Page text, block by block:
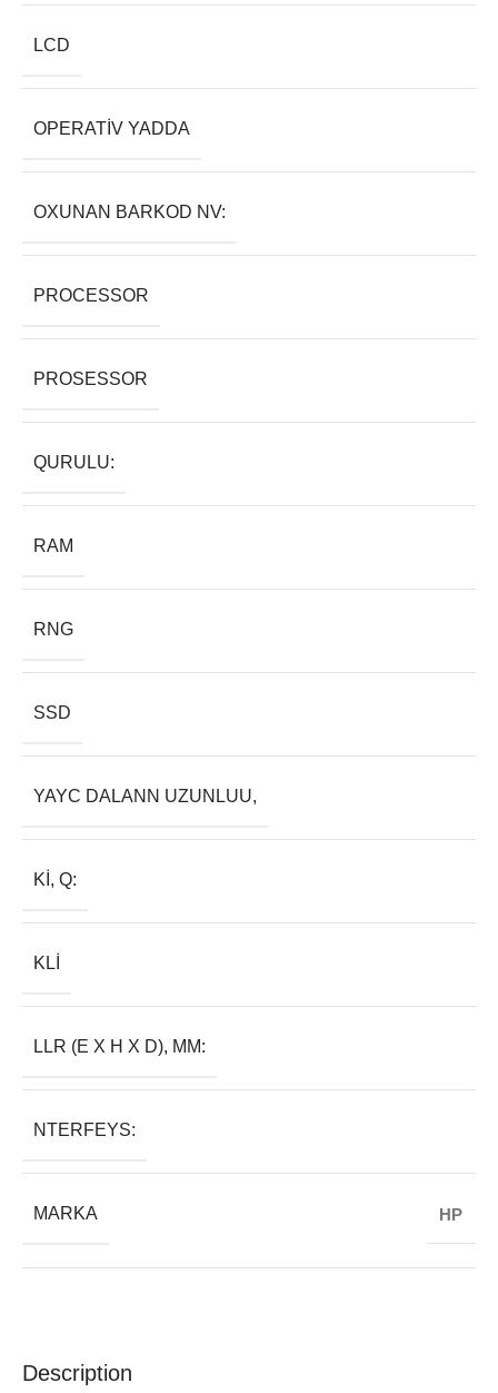
Description
LCD
OPERATIV YADDA
OXUNAN BARKOD NV:
PROCESSOR
PROSESSOR
QURULU:
RAM
RNG
SSD
YAYC DALANN UZUNLUU,
KI, Q:
KLI
LLR (E X H X D), MM:
NTERFEYS:
MARKA HP